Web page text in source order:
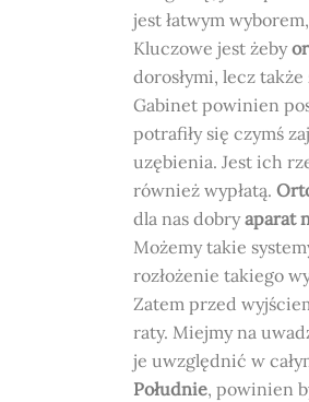
jest łatwym
Kluczowe jest żeby
dorosłymi, lecz
Gabinet powinien
potrafiły się czymś
uzębienia. Jest ich
również wypłatą.
dla nas dobryaparat
Możemy takie
rozłożenie takiego
Zatem przed
raty. Miejmy na
je uwzględnić w
Południe, powinien